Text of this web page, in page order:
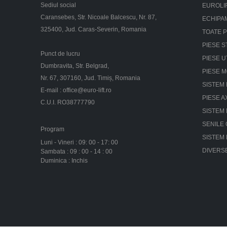
Sediul social
Caransebes, Str. Nicoale Balcescu, Nr. 87,
325400, Jud. Caras-Severin, Romania
Punct de lucru
Dumbravita, Str. Belgrad,
Nr. 67, 307160, Jud. Timiș, Romania
E-mail : office@euro-lift.ro
C.U.I. RO38777790
Program
Luni - Vineri : 09: 00 - 17: 00
Sambata : 09 : 00 - 14 : 00
Duminica : Inchis
TOATE
PIESE
PIESE
PIESE
SISTEM
PIESE
SISTEM
SENILE
SISTEM